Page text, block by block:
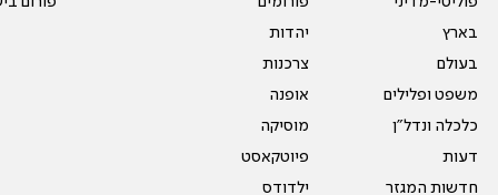
בארץ
בעולם
משפט ופלילים
כלכלה ונדל"ן
דעות
חדשות המגזר
יהדות
צרכנות
אופנה
מוסיקה
פיוטקאסט
ילדודס